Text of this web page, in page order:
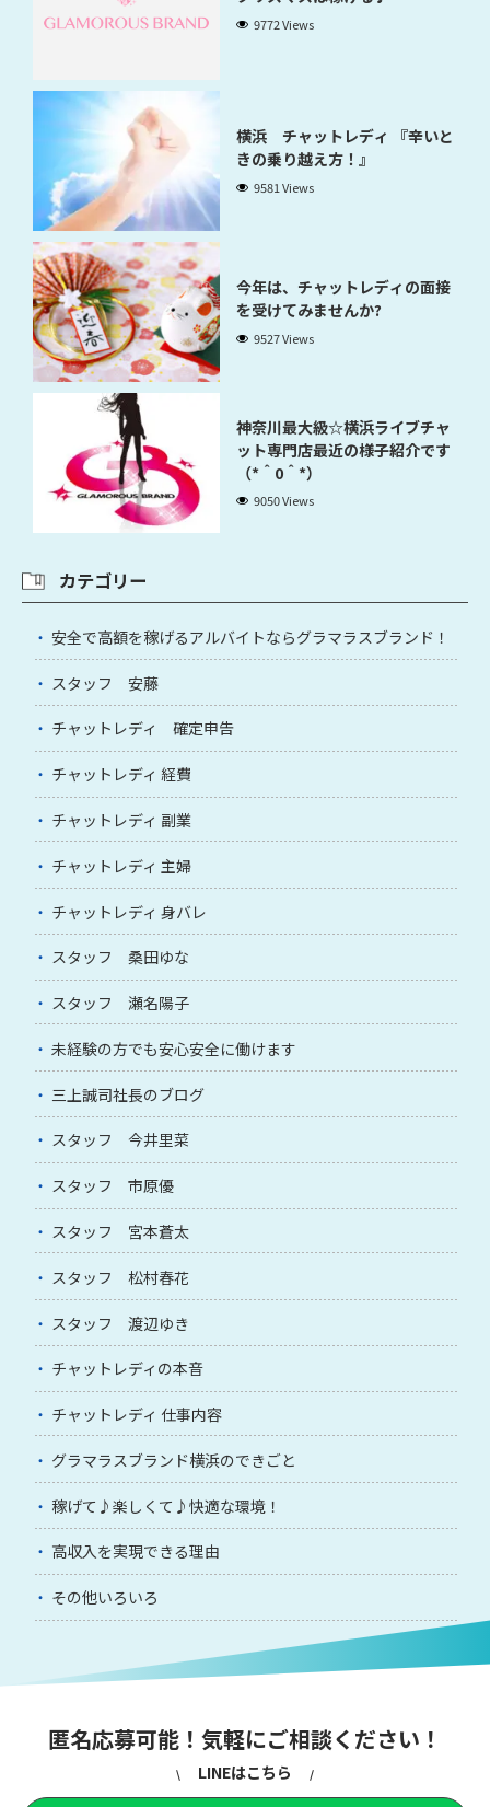
9772 Views
横浜 チャットレディ 『辛いと
きの乗り越え方！』
9581 Views
今年は、チャットレディの面接
を受けてみませんか?
9527 Views
神奈川最大級☆横浜ライブチャ
ット専門店最近の様子紹介です
（*＾0＾*）
9050 Views
カテゴリー
安全で高額を稼げるアルバイトならグラマラスブランド！
スタッフ 安藤
チャットレディ 確定申告
チャットレディ 経費
チャットレディ 副業
チャットレディ 主婦
チャットレディ 身バレ
スタッフ 桑田ゆな
スタッフ 瀬名陽子
未経験の方でも安心安全に働けます
三上誠司社長のブログ
スタッフ 今井里菜
スタッフ 市原優
スタッフ 宮本蒼太
スタッフ 松村春花
スタッフ 渡辺ゆき
チャットレディの本音
チャットレディ 仕事内容
グラマラスブランド横浜のできごと
稼げて♪楽しくて♪快適な環境！
高収入を実現できる理由
その他いろいろ
匿名応募可能！気軽にご相談ください！
LINEはこちら